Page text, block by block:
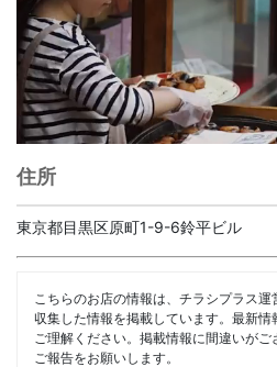
住所
東京都目黒区原町1-9-6鈴平ビル
こちらのお店の情報は、チラシプラス
収集した情報を掲載しています。最新
ご理解ください。掲載情報に間違いがご
ご報告をお願いします。